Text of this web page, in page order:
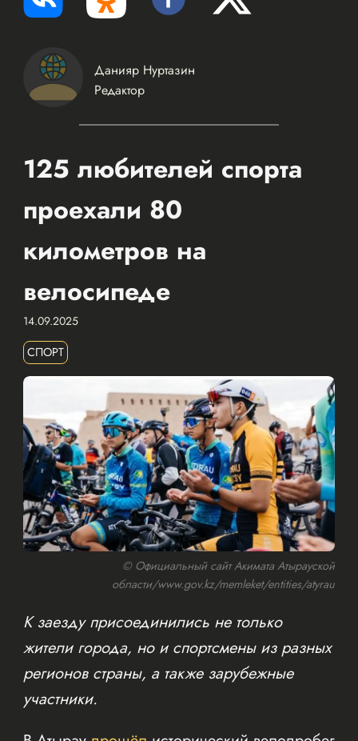
Данияр Нуртазин
Редактор
125 любителей спорта
проехали 80
километров на
велосипеде
14.09.2025
СПОРТ
© Официальный сайт Акимата Атырауской
области/www.gov.kz/memleket/entities/atyrau
К заезду присоединились не только
жители города, но и спортсмены из разных
регионов страны, а также зарубежные
участники.